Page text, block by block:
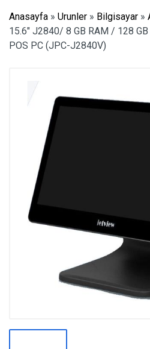
Anasayfa » Urunler » Bilgisayar »
15.6″ J2840/ 8 GB RAM / 128
POS PC (JPC-J2840V)